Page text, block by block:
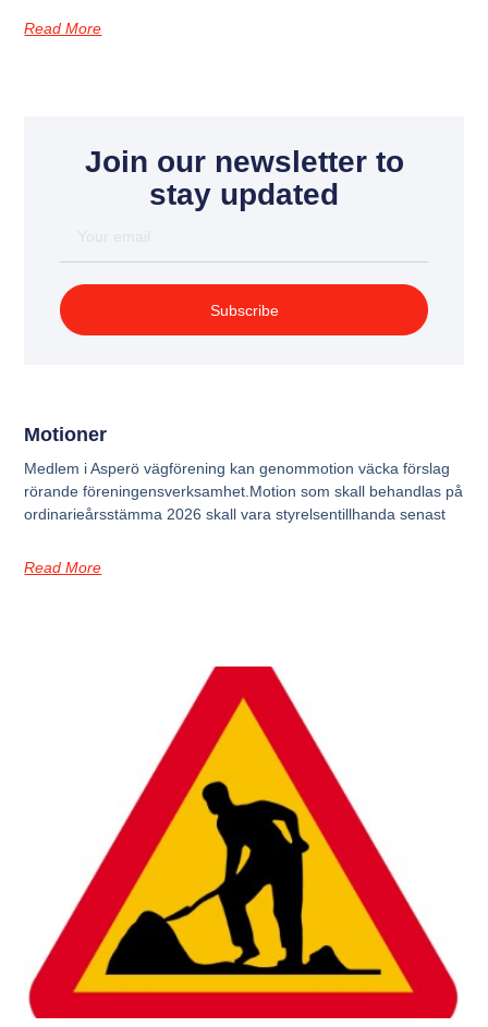
Read More
Join our newsletter to
stay updated
Subscribe
Motioner
Medlem i Asperö vägförening kan genommotion väcka förslag
rörande föreningensverksamhet.Motion som skall behandlas på
ordinarieårsstämma 2026 skall vara styrelsentillhanda senast
Read More